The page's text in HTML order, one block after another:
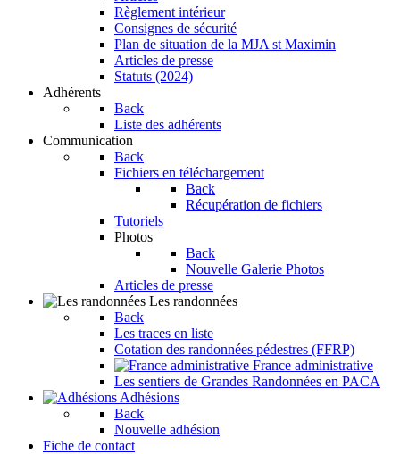
Règlement intérieur
Consignes de sécurité
Plan de situation de la MJA st Maximin
Articles de presse
Statuts (2024)
Adhérents
Back
Liste des adhérents
Communication
Back
Fichiers en téléchargement
Back
Récupération de fichiers
Tutoriels
Photos
Back
Nouvelle Galerie Photos
Articles de presse
Les randonnées
Back
Les traces en liste
Cotation des randonnées pédestres (FFRP)
France administrative
Les sentiers de Grandes Randonnées en PACA
Adhésions
Back
Nouvelle adhésion
Fiche de contact